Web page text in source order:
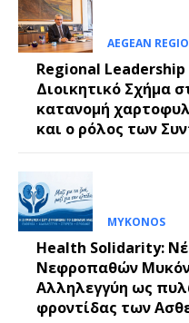
AEGEAN
Regional
Διοικητικό Σχήμα
κατανομή
και ο ρόλος των
MYKONOS
Health Solidarity:
Νεφροπαθών
Αλληλεγγύη ως
φροντίδας των